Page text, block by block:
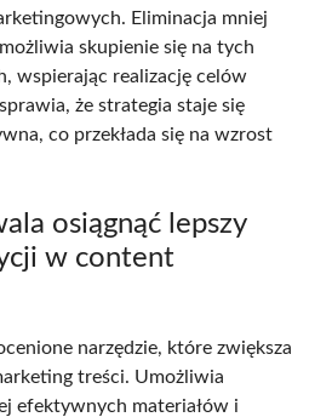
Eliminacja mniej
skupienie się na tych
wspierając realizację celów
że strategia staje się
co przekłada się na wzrost
osiągnąć lepszy
w content
narzędzie, które zwiększa
treści. Umożliwia
efektywnych materiałów i